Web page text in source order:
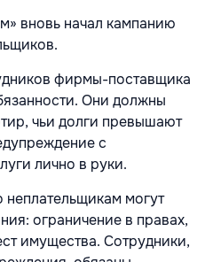
вновь начал кампанию
фирмы-поставщика
Они должны
чьи долги превышают
с
лично в руки.
неплательщикам могут
ограничение в правах,
имущества. Сотрудники,